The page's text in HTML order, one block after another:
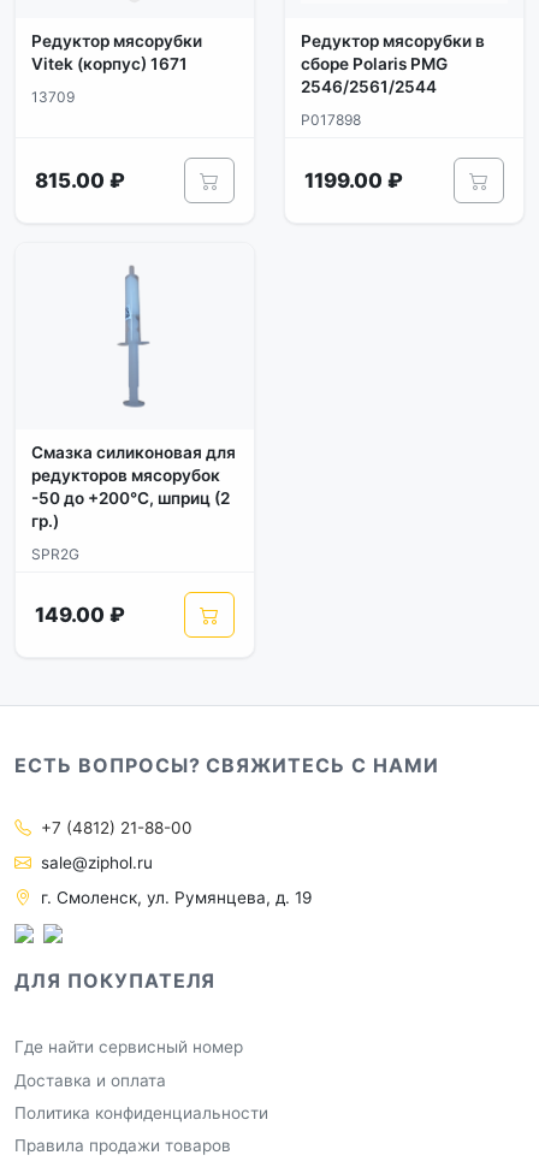
Редуктор мясорубки
Vitek (корпус) 1671
13709
815.00 ₽
Редуктор мясорубки в
сборе Polaris PMG
2546/2561/2544
P017898
1199.00 ₽
Смазка силиконовая для
редукторов мясорубок
-50 до +200°С, шприц (2
гр.)
SPR2G
149.00 ₽
ЕСТЬ ВОПРОСЫ? СВЯЖИТЕСЬ С НАМИ
+7 (4812) 21-88-00
sale@ziphol.ru
г. Смоленск, ул. Румянцева, д. 19
ДЛЯ ПОКУПАТЕЛЯ
Где найти сервисный номер
Доставка и оплата
Политика конфиденциальности
Правила продажи товаров